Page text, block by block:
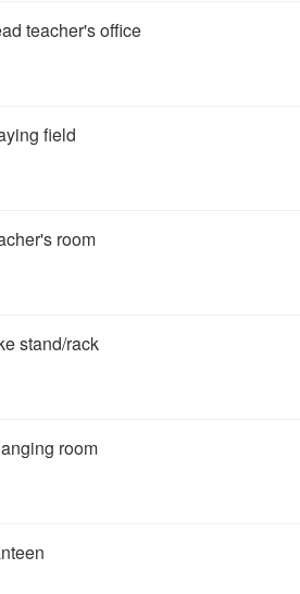
teacher's office
field
room
stand/rack
room